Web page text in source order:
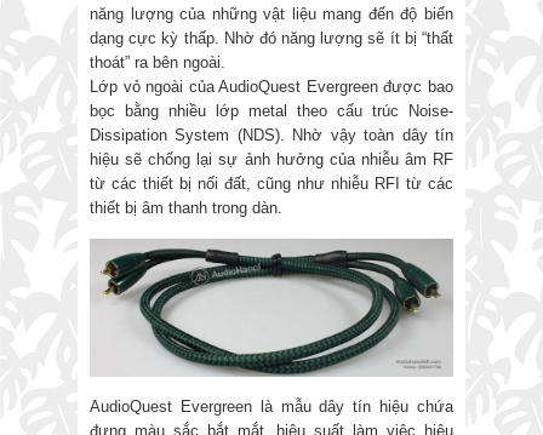
năng lượng của những vật liệu mang đến độ biến
dạng cực kỳ thấp. Nhờ đó năng lượng sẽ ít bị “thất
thoát” ra bên ngoài.
Lớp vỏ ngoài của AudioQuest Evergreen được bao
bọc bằng nhiều lớp metal theo cấu trúc Noise-
Dissipation System (NDS). Nhờ vậy toàn dây tín
hiệu sẽ chống lại sự ảnh hưởng của nhiễu âm RF
từ các thiết bị nối đất, cũng như nhiễu RFI từ các
thiết bị âm thanh trong dàn.
AudioQuest Evergreen là mẫu dây tín hiệu chứa
đựng màu sắc bắt mắt, hiệu suất làm việc hiệu